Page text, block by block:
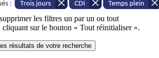
les filtres un par un ou tout
cliquant sur le bouton « Tout réinitialiser ».
résultats de votre recherche